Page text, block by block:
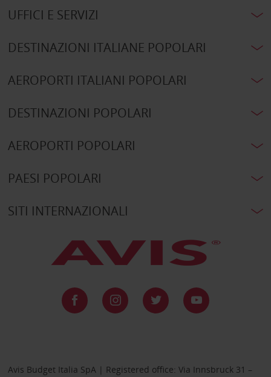
UFFICI E SERVIZI
DESTINAZIONI ITALIANE POPOLARI
AEROPORTI ITALIANI POPOLARI
DESTINAZIONI POPOLARI
AEROPORTI POPOLARI
PAESI POPOLARI
SITI INTERNAZIONALI
Avis Budget Italia SpA | Registered office: Via Innsbruck 31 –